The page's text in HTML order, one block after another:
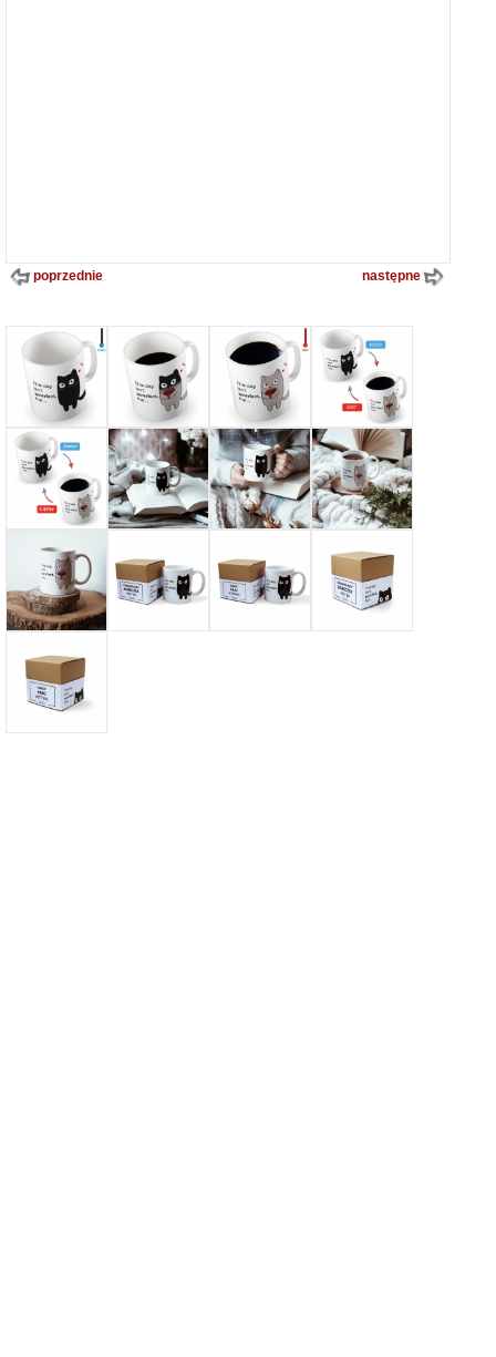
poprzednie następne